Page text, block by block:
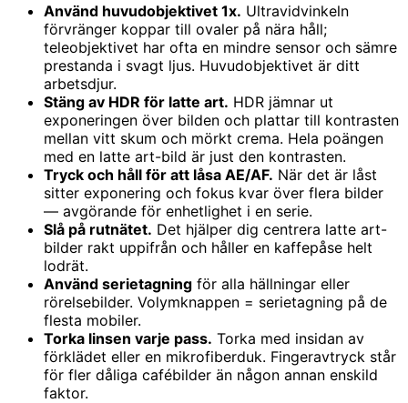
Använd huvudobjektivet 1x. Ultravidvinkeln
förvränger koppar till ovaler på nära håll;
teleobjektivet har ofta en mindre sensor och sämre
prestanda i svagt ljus. Huvudobjektivet är ditt
arbetsdjur.
Stäng av HDR för latte art. HDR jämnar ut
exponeringen över bilden och plattar till kontrasten
mellan vitt skum och mörkt crema. Hela poängen
med en latte art-bild är just den kontrasten.
Tryck och håll för att låsa AE/AF. När det är låst
sitter exponering och fokus kvar över flera bilder
— avgörande för enhetlighet i en serie.
Slå på rutnätet. Det hjälper dig centrera latte art-
bilder rakt uppifrån och håller en kaffepåse helt
lodrät.
Använd serietagning för alla hällningar eller
rörelsebilder. Volymknappen = serietagning på de
flesta mobiler.
Torka linsen varje pass. Torka med insidan av
förklädet eller en mikrofiberduk. Fingeravtryck står
för fler dåliga cafébilder än någon annan enskild
faktor.